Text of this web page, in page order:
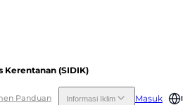
(SIDIK)
Panduan Informasi Iklim Masuk